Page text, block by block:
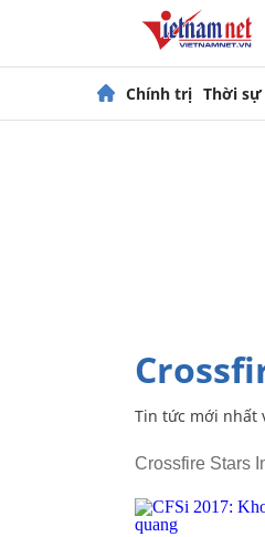
Chính trị Thời sự
Tin tức mới nhất
Crossfire Stars